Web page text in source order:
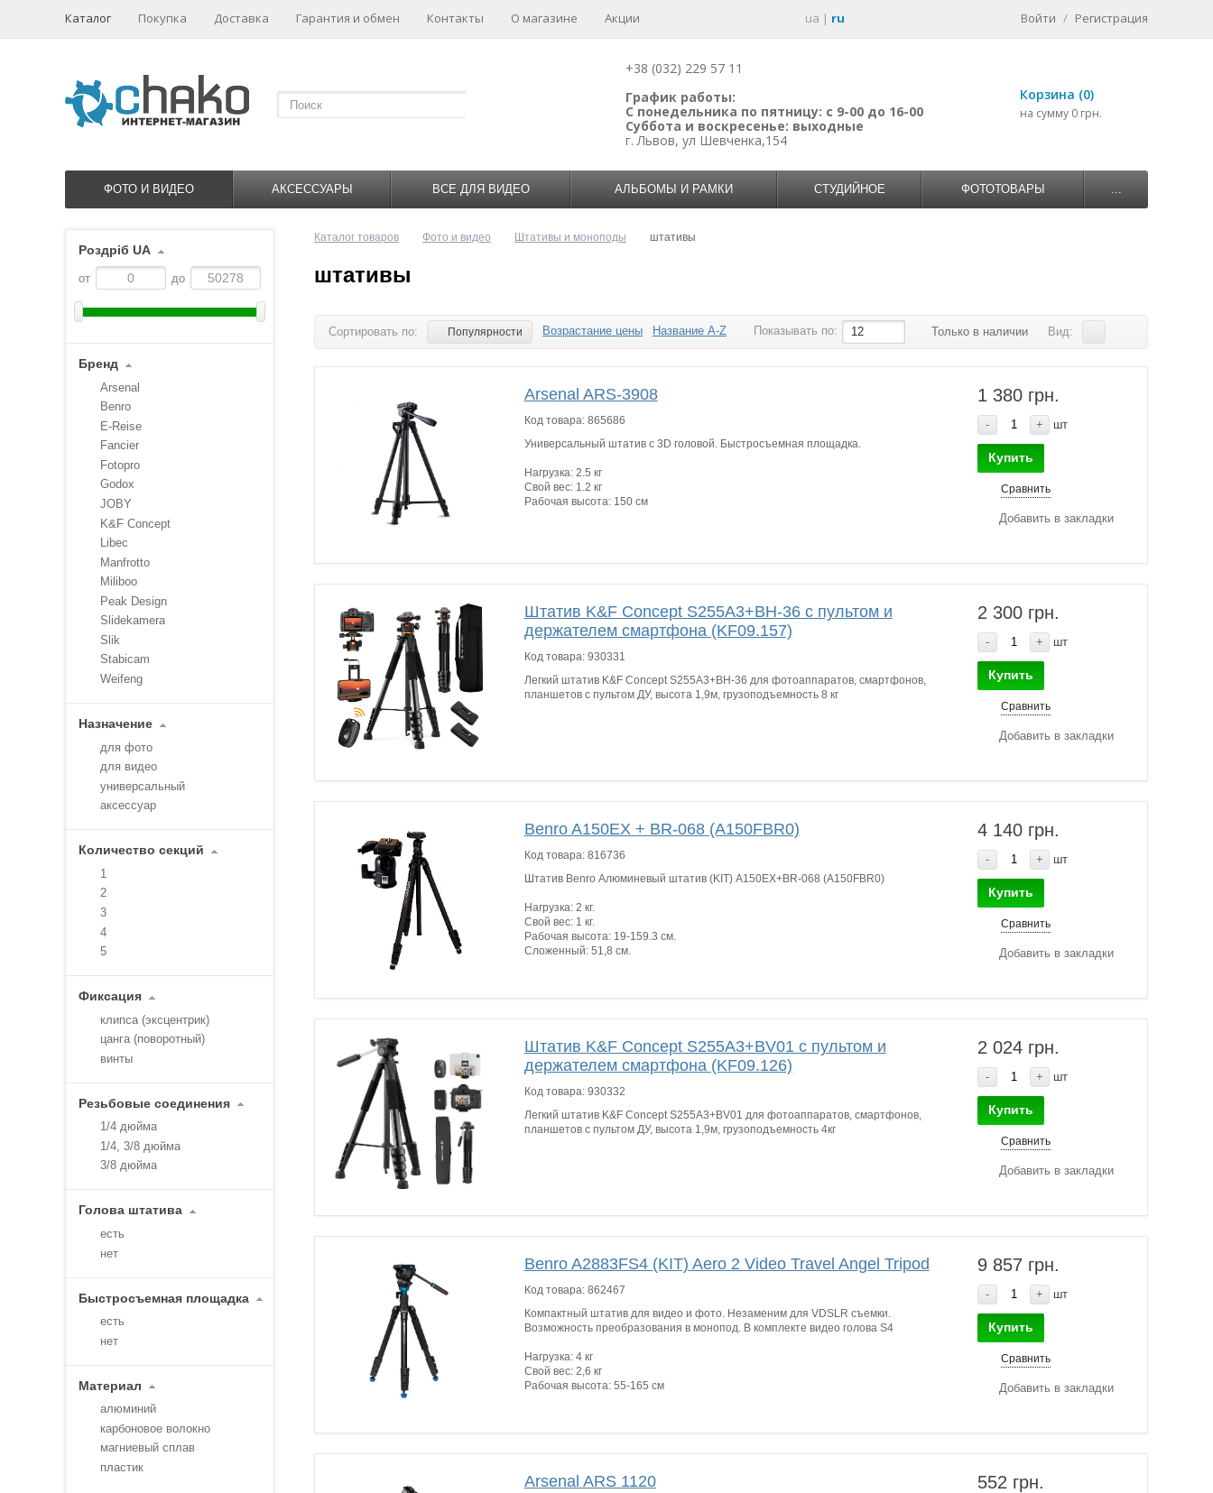
Каталог Покупка Доставка Гарантия и обмен Контакты О магазине Акции ua | ru Войти / Регистрация
+38 (032) 229 57 11
График работы:
С понедельника по пятницу: с 9-00 до 16-00
Суббота и воскресенье: выходные
г. Львов, ул Шевченка,154
Корзина (0)
на сумму 0 грн.
ФОТО И ВИДЕО АКСЕССУАРЫ ВСЕ ДЛЯ ВИДЕО АЛЬБОМЫ И РАМКИ СТУДИЙНОЕ ФОТОТОВАРЫ ...
Роздріб UA
от до
Бренд
Arsenal
Benro
E-Reise
Fancier
Fotopro
Godox
JOBY
K&F Concept
Libec
Manfrotto
Miliboo
Peak Design
Slidekamera
Slik
Stabicam
Weifeng
Назначение
для фото
для видео
универсальный
аксессуар
Количество секций
1
2
3
4
5
Фиксация
клипса (эксцентрик)
цанга (поворотный)
винты
Резьбовые соединения
1/4 дюйма
1/4, 3/8 дюйма
3/8 дюйма
Голова штатива
есть
нет
Быстросъемная площадка
есть
нет
Материал
алюминий
карбоновое волокно
магниевый сплав
пластик
Каталог товаров Фото и видео Штативы и моноподы штативы
штативы
Сортировать по: Популярности Возрастание цены Название A-Z Показывать по: 12 Только в наличии Вид:
Arsenal ARS-3908
Код товара: 865686
Универсальный штатив с 3D головой. Быстросъемная площадка.
Нагрузка: 2.5 кг
Свой вес: 1.2 кг
Рабочая высота: 150 см
1 380 грн.
- + шт
Купить
Сравнить
Добавить в закладки
Штатив K&F Concept S255A3+BH-36 с пультом и
держателем смартфона (KF09.157)
Код товара: 930331
Легкий штатив K&F Concept S255A3+BH-36 для фотоаппаратов, смартфонов,
планшетов с пультом ДУ, высота 1,9м, грузоподъемность 8 кг
2 300 грн.
- + шт
Купить
Сравнить
Добавить в закладки
Benro A150EX + BR-068 (A150FBR0)
Код товара: 816736
Штатив Benro Алюминевый штатив (KIT) A150EX+BR-068 (A150FBR0)
Нагрузка: 2 кг.
Свой вес: 1 кг.
Рабочая высота: 19-159.3 см.
Сложенный: 51,8 см.
4 140 грн.
- + шт
Купить
Сравнить
Добавить в закладки
Штатив K&F Concept S255A3+BV01 с пультом и
держателем смартфона (KF09.126)
Код товара: 930332
Легкий штатив K&F Concept S255A3+BV01 для фотоаппаратов, смартфонов,
планшетов с пультом ДУ, высота 1,9м, грузоподъемность 4кг
2 024 грн.
- + шт
Купить
Сравнить
Добавить в закладки
Benro A2883FS4 (KIT) Aero 2 Video Travel Angel Tripod
Код товара: 862467
Компактный штатив для видео и фото. Незаменим для VDSLR съемки.
Возможность преобразования в монопод. В комплекте видео голова S4
Нагрузка: 4 кг
Свой вес: 2,6 кг
Рабочая высота: 55-165 см
9 857 грн.
- + шт
Купить
Сравнить
Добавить в закладки
Arsenal ARS 1120 552 грн.